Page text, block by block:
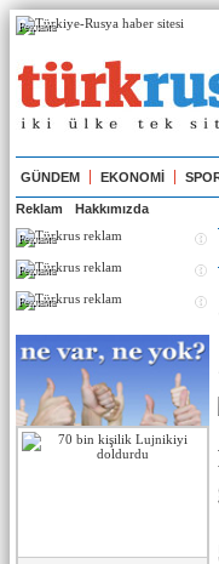
Реклама
GÜNDEM EKONOMİ
Reklam Hakkımızda
Реклама
Реклама
Реклама